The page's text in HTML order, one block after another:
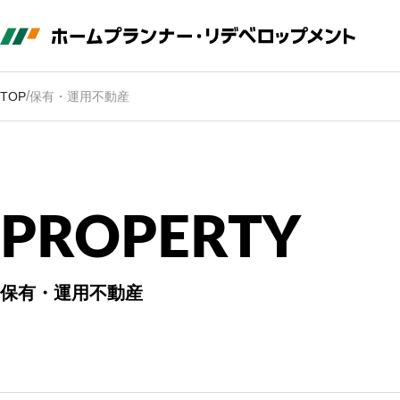
TOP/保有・運用不動産
P RO P E RTY
保有・運用不動産